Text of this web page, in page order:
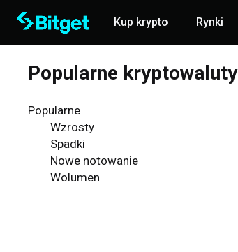
Kup krypto Rynki
Popularne kryptowaluty
Popularne
Wzrosty
Spadki
Nowe notowanie
Wolumen